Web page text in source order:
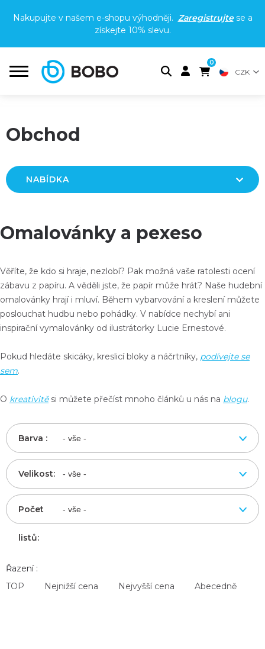
Nakupujte v našem e-shopu výhodněji. Zaregistrujtese a
získejte 10% slevu.
0
CZK
Obchod
NABÍDKA
Omalovánky a pexeso
Věříte, že kdo si hraje, nezlobí? Pak možná vaše ratolesti ocení
zábavu z papíru. A věděli jste, že papír může hrát? Naše hudební
omalovánky hrají i mluví. Během vybarvování a kreslení můžete
poslouchat hudbu nebo pohádky. V nabídce nechybí ani
inspirační vymalovánky od ilustrátorky Lucie Ernestové.
Pokud hledáte skicáky, kreslicí bloky a náčrtníky, podívejte se
sem.
O kreativitěsi můžete přečíst mnoho článků u nás na blogu.
Barva :
Velikost:
Počet
listů:
Řazení :
TOP
Nejnižší cena Nejvyšší cena Abecedně